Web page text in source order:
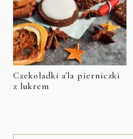
Czekoladki a'la pierniczki
z lukrem